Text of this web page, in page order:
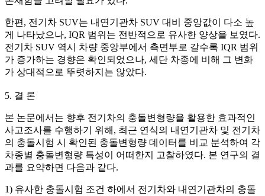
한편, 전기차 SUV는 내연기관차 SUV 대비 중앙값이 다소 높
게 나타났으나, IQR 범위는 전반적으로 유사한 양상을 보였다.
전기차 SUV 역시 차량 중앙부에서 측면부로 갈수록 IQR 범위
가 증가하는 경향은 확인되었으나, 세단 차종에 비해 그 변화
가 상대적으로 뚜렷하지는 않았다.
5. 결 론
본 논문에서는 향후 전기차의 충돌변형량을 활용한 효과적인
사고조사를 수행하기 위해, 최근 연식의 내연기관차 및 전기차
의 충돌시험 시 확인된 충돌변형량 데이터를 비교 분석하여 각
차종별 충돌변형량 특성이 어떠한지 고찰하였다. 본 연구의 결
과를 요약하면 다음과 같다.
1) 유사한 충돌시험 조건 하에서 전기차와 내연기관차의 충돌